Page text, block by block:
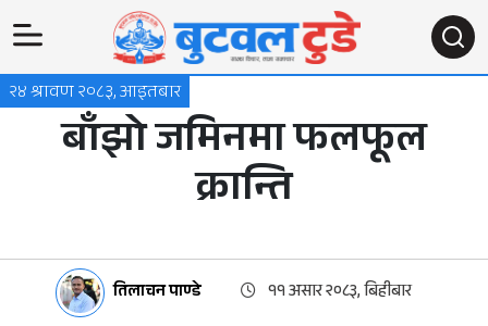
२४ श्रावण २०८३, आइतबार
बाँझो जमिनमा फलफूल
क्रान्ति
तिलाचन पाण्डे ११ असार २०८३, बिहीबार